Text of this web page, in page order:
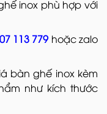
inox phù hợp với
113 779hoặc zalo
bàn ghế inox kèm
như kích thước